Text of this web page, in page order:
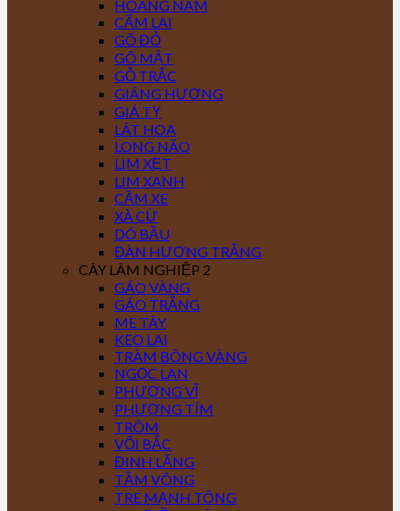
HOÀNG NAM
CẨM LAI
GÕ ĐỎ
GÕ MẬT
GỖ TRẮC
GIÁNG HƯƠNG
GIÁ TỴ
LÁT HOA
LONG NÃO
LIM XẸT
LIM XANH
CĂM XE
XÀ CỪ
DÓ BẦU
ĐÀN HƯƠNG TRẮNG
CÂY LÂM NGHIỆP 2
GÁO VÀNG
GÁO TRẮNG
ME TÂY
KEO LAI
TRÀM BÔNG VÀNG
NGỌC LAN
PHƯỢNG VĨ
PHƯỢNG TÍM
TRÔM
VỐI BẮC
ĐINH LĂNG
TẦM VÔNG
TRE MẠNH TÔNG